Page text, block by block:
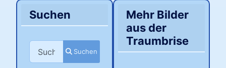
Suchen
Suchen
Suchen
Mehr Bilder
aus der
Traumbrise